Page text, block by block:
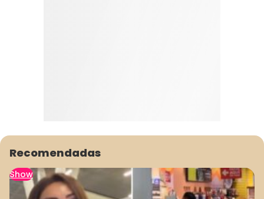
Recomendadas
Show